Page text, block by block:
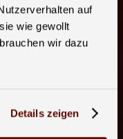
auf
wie gewollt
wir dazu
Details zeigen